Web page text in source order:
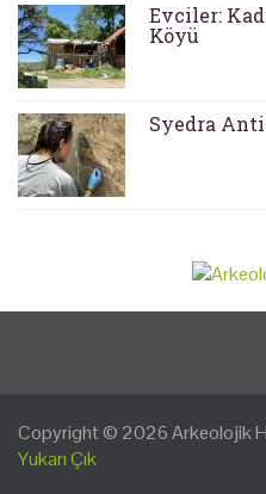
Evciler:
Köyü
Syedra
Copyright © 2026Arkeolojik
Yukarı Çık